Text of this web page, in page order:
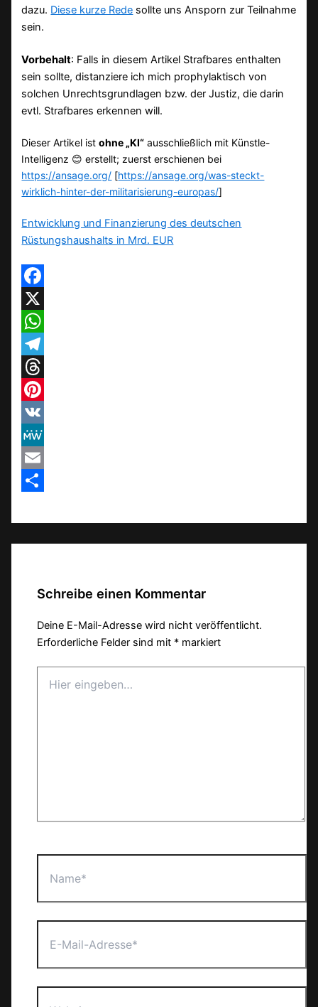
dazu. Diese kurze Rede sollte uns Ansporn zur Teilnahme
sein.
Vorbehalt: Falls in diesem Artikel Strafbares enthalten
sein sollte, distanziere ich mich prophylaktisch von
solchen Unrechtsgrundlagen bzw. der Justiz, die darin
evtl. Strafbares erkennen will.
Dieser Artikel istohne „KI“ ausschließlich mit Künstle-
Intelligenz 😊 erstellt; zuerst erschienen bei
https://ansage.org/ [https://ansage.org/was-steckt-
wirklich-hinter-der-militarisierung-europas/]
Entwicklung und Finanzierung des deutschen
Rüstungshaushalts in Mrd. EUR
Facebook
X
WhatsApp
Telegram
Threads
Pinterest
VK
MeWe
Email
Schreibe einen Kommentar
Deine E-Mail-Adresse wird nicht veröffentlicht.
Erforderliche Felder sind mit * markiert
eingeben…
Mail-